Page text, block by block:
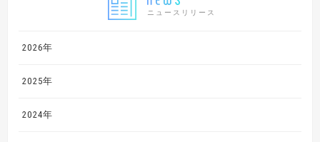
ニュースリリース
2026年
2025年
2024年